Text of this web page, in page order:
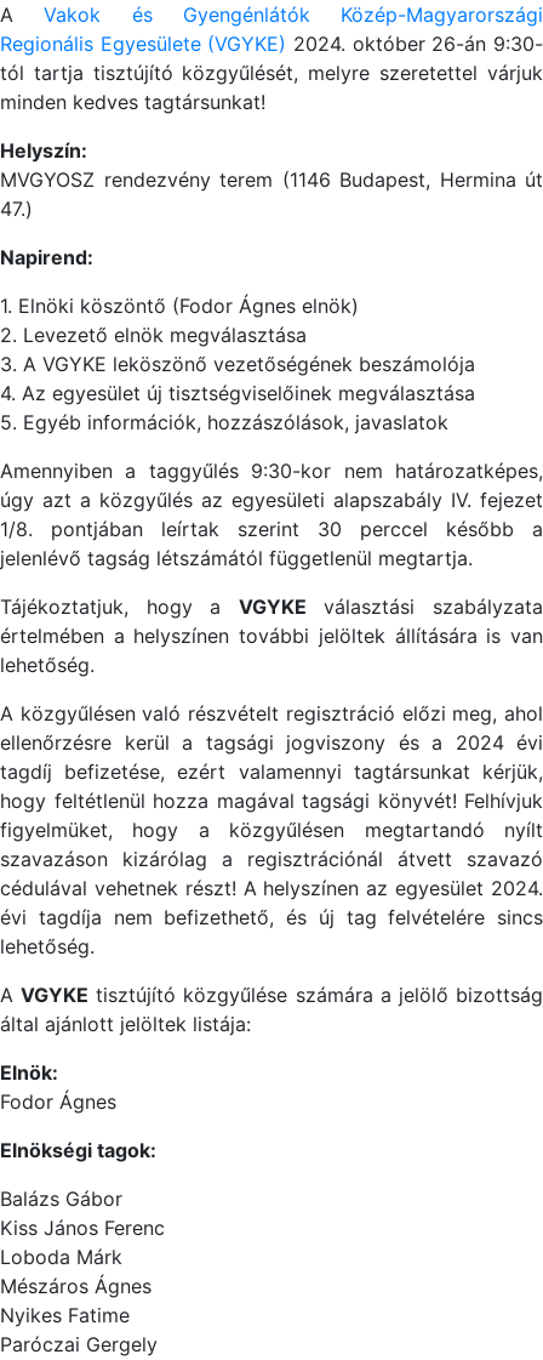
AVakok és Gyengénlátók Közép-Magyarországi
Regionális Egyesülete (VGYKE) 2024. október 26-án 9:30-
tól tartja tisztújító közgyűlését, melyre szeretettel várjuk
minden kedves tagtársunkat!
Helyszín:
MVGYOSZ rendezvény terem (1146 Budapest, Hermina út
47.)
Napirend:
1. Elnöki köszöntő (Fodor Ágnes elnök)
2. Levezető elnök megválasztása
3. A VGYKE leköszönő vezetőségének beszámolója
4. Az egyesület új tisztségviselőinek megválasztása
5. Egyéb információk, hozzászólások, javaslatok
Amennyiben a taggyűlés 9:30-kor nem határozatképes,
úgy azt a közgyűlés az egyesületi alapszabály IV. fejezet
1/8. pontjában leírtak szerint 30 perccel később a
jelenlévő tagság létszámától függetlenül megtartja.
Tájékoztatjuk, hogy a VGYKE választási szabályzata
értelmében a helyszínen további jelöltek állítására is van
lehetőség.
A közgyűlésen való részvételt regisztráció előzi meg, ahol
ellenőrzésre kerül a tagsági jogviszony és a 2024 évi
tagdíj befizetése, ezért valamennyi tagtársunkat kérjük,
hogy feltétlenül hozza magával tagsági könyvét! Felhívjuk
figyelmüket, hogy a közgyűlésen megtartandó nyílt
szavazáson kizárólag a regisztrációnál átvett szavazó
cédulával vehetnek részt! A helyszínen az egyesület 2024.
évi tagdíja nem befizethető, és új tag felvételére sincs
lehetőség.
AVGYKE tisztújító közgyűlése számára a jelölő bizottság
által ajánlott jelöltek listája:
Elnök:
Fodor Ágnes
Elnökségi tagok:
Balázs Gábor
Kiss János Ferenc
Loboda Márk
Mészáros Ágnes
Nyikes Fatime
Paróczai Gergely